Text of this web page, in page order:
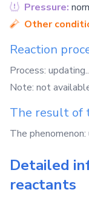
Pressure:
Other
Reaction
Process:
Note: not
The result of
The phenomenon:
Detailed
reactants